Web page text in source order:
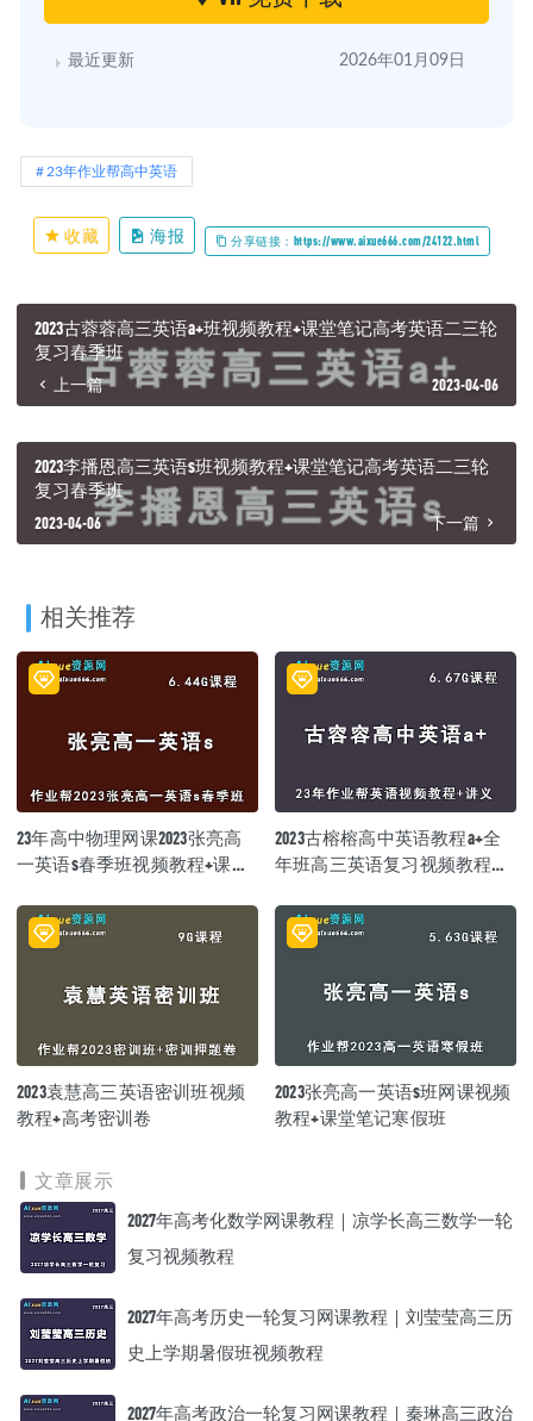
最近更新 2026年01月09日
23年作业帮高中英语
收藏 海报 分享链接：https://www.aixue666.com/24122.html
2023古蓉蓉高三英语a+班视频教程+课堂笔记高考英语二三轮
复习春季班
上一篇 2023-04-06
2023李播恩高三英语s班视频教程+课堂笔记高考英语二三轮
复习春季班
2023-04-06 下一篇
相关推荐
23年高中物理网课2023张亮高
一英语s春季班视频教程+课堂
2023古榕榕高中英语教程a+全
年班高三英语复习视频教程
2023袁慧高三英语密训班视频
教程+高考密训卷
2023张亮高一英语s班网课视频
教程+课堂笔记寒假班
文章展示
2027年高考化数学网课教程｜凉学长高三数学一轮
复习视频教程
2027年高考历史一轮复习网课教程｜刘莹莹高三历
史上学期暑假班视频教程
2027年高考政治一轮复习网课教程｜秦琳高三政治